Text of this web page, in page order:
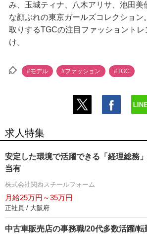
み、玉城ティナ、八木アリサ、池田美
な顔ぶれの東京ガールズコレクション
取りするTGCの注目ファッショントレ
け。
#モデル #ファッション #TGC
求人特集
安定した環境で活躍できる「経理総務
当有
株式会社関西スチールフォーム
月給25万円～35万円
正社員 / 大阪府
中古車販売店の事務職/20代多数活躍/